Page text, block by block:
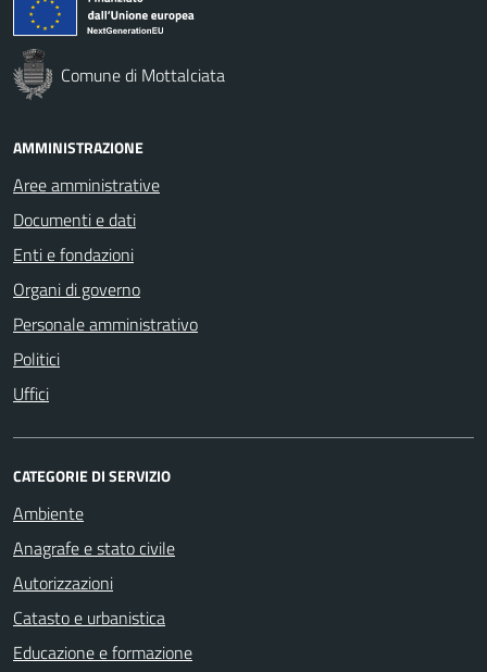
Comune di Mottalciata
AMMINISTRAZIONE
Aree amministrative
Documenti e dati
Enti e fondazioni
Organi di governo
Personale amministrativo
Politici
Uffici
CATEGORIE DI SERVIZIO
Ambiente
Anagrafe e stato civile
Autorizzazioni
Catasto e urbanistica
Educazione e formazione